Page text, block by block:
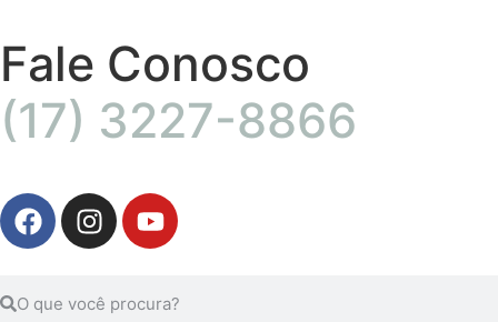
Fale Conosco
(17) 3227-8866